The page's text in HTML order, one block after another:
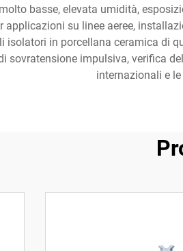
basse, elevata umidità,
applicazioni su linee aeree,
isolatori in porcellana ceramica di
sovratensione impulsiva, verifica
internazionali e